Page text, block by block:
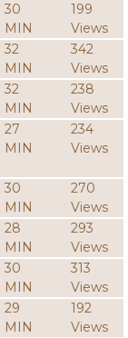
30
MIN
199
Views
32
MIN
342
Views
32
MIN
238
Views
27
MIN
234
Views
30
MIN
270
Views
28
MIN
293
Views
30
MIN
313
Views
29
MIN
192
Views